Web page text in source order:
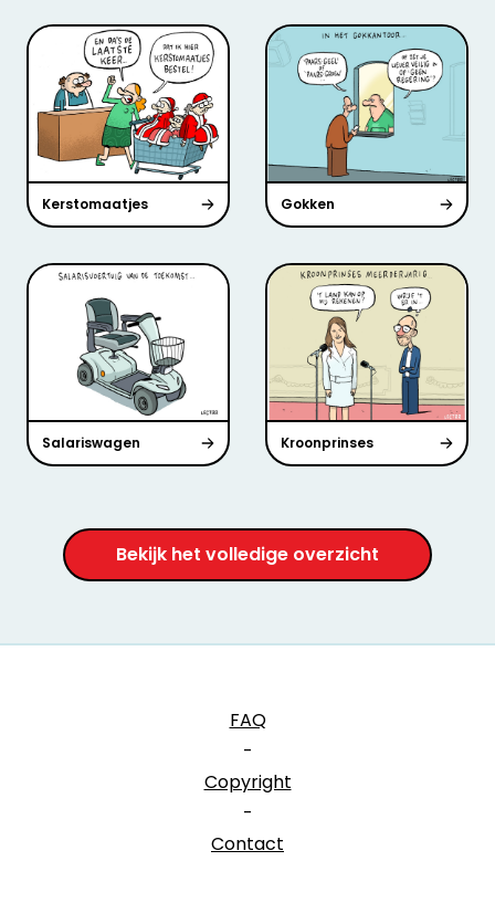
Kerstomaatjes Gokken
Salariswagen Kroonprinses
Bekijk het volledige overzicht
FAQ
-
Copyright
-
Contact